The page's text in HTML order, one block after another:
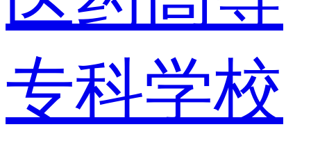
专科学校